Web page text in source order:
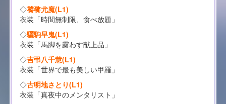
◇饕餮尤魔(L1)
衣装「時間無制限、食べ放題」
◇驪駒早鬼(L1)
衣装「馬脚を露わす献上品」
◇吉弔八千慧(L1)
衣装「世界で最も美しい甲羅」
◇古明地さとり(L1)
衣装「真夜中のメンタリスト」